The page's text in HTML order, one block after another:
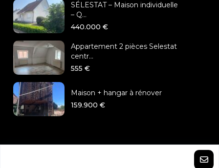
SÉLESTAT – Maison individuelle
– Q...
440.000 €
Appartement 2 pièces Selestat
centr...
555 €
Maison + hangar à rénover
159.900 €